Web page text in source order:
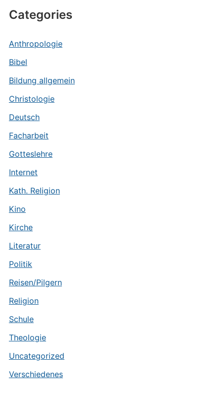
Categories
Anthropologie
Bibel
Bildung allgemein
Christologie
Deutsch
Facharbeit
Gotteslehre
Internet
Kath. Religion
Kino
Kirche
Literatur
Politik
Reisen/Pilgern
Religion
Schule
Theologie
Uncategorized
Verschiedenes